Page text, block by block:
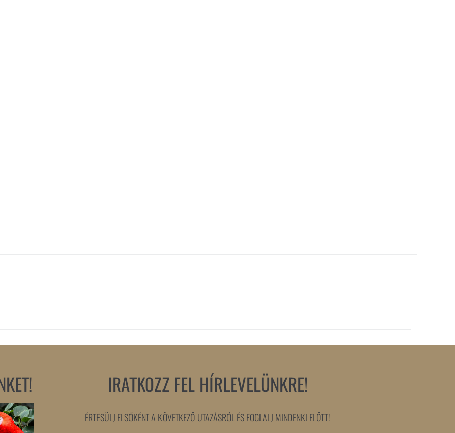
IRATKOZZ FEL HÍRLEVELÜNKRE!
ÉRTESÜLJ ELSŐKÉNT A KÖVETKEZŐ UTAZÁSRÓL ÉS FOGLALJ MINDENKI ELŐTT!